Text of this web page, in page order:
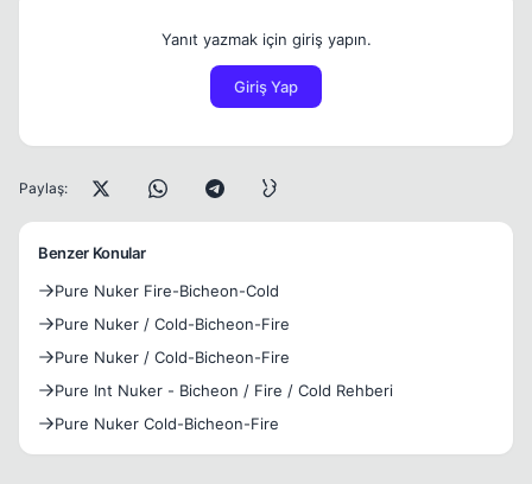
Yanıt yazmak için giriş yapın.
Giriş Yap
Paylaş:
Benzer Konular
Pure Nuker Fire-Bicheon-Cold
Pure Nuker / Cold-Bicheon-Fire
Pure Nuker / Cold-Bicheon-Fire
Pure Int Nuker - Bicheon / Fire / Cold Rehberi
Pure Nuker Cold-Bicheon-Fire